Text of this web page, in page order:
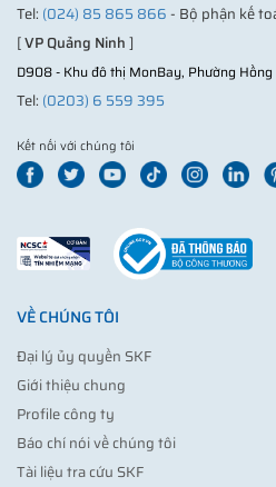
Tel: (024) 85 865 866- Bộ phận kế
[VP Quảng Ninh]
D908 - Khu đô thị MonBay, Phường
Tel: (0203) 6 559 395
Kết nối với chúng tôi
VỀ CHÚNG TÔI
Đại lý ủy quyền SKF
Giới thiệu chung
Profile công ty
Báo chí nói về chúng tôi
Tài liệu tra cứu SKF